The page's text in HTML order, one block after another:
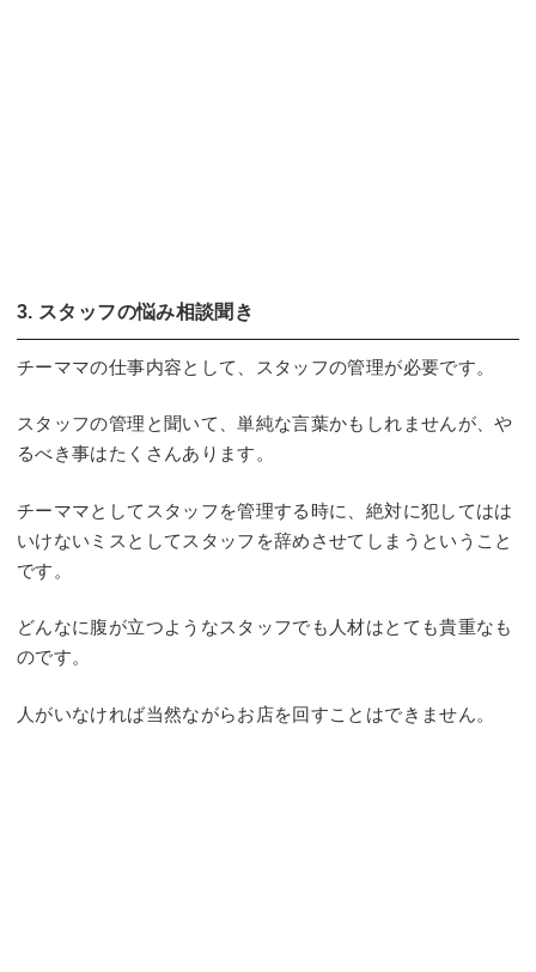
3. スタッフの悩み相談聞き
チーママの仕事内容として、スタッフの管理が必要です。
スタッフの管理と聞いて、単純な言葉かもしれませんが、や
るべき事はたくさんあります。
チーママとしてスタッフを管理する時に、絶対に犯してはは
いけないミスとしてスタッフを辞めさせてしまうということ
です。
どんなに腹が立つようなスタッフでも人材はとても貴重なも
のです。
人がいなければ当然ながらお店を回すことはできません。